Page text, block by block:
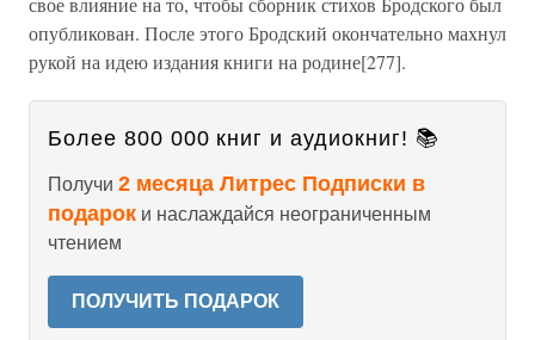
опубликован. После этого Бродский окончательно махнул
рукой на идею издания книги на родине[277].
Более 800 000 книг и аудиокниг! 📚
Получи 2 месяца Литрес Подписки в
подарок и наслаждайся неограниченным
чтением
ПОЛУЧИТЬ ПОДАРОК